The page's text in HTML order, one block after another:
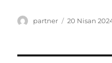
Yazar
partner
Yayın
20 Nisan